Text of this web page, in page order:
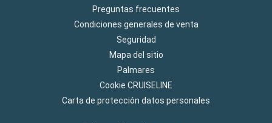
Preguntas frecuentes
Condiciones generales de venta
Seguridad
Mapa del sitio
Palmares
Cookie CRUISELINE
Carta de protección datos personales